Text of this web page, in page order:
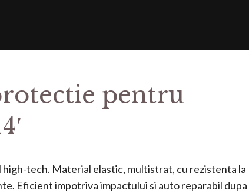
pentru
high-tech. Material elastic, multistrat, cu rezistenta la
Eficient impotriva impactului si auto reparabil dupa